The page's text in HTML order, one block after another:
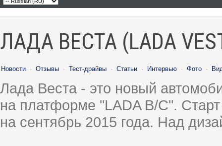
ЛАДА ВЕСТА (LADA
Новости · Отзывы · Тест-драйвы · Статьи · Интервью · Фото ·
Лада Веста - это новый
на платформе "LADA B/C".
на сентябрь 2015 года. Над